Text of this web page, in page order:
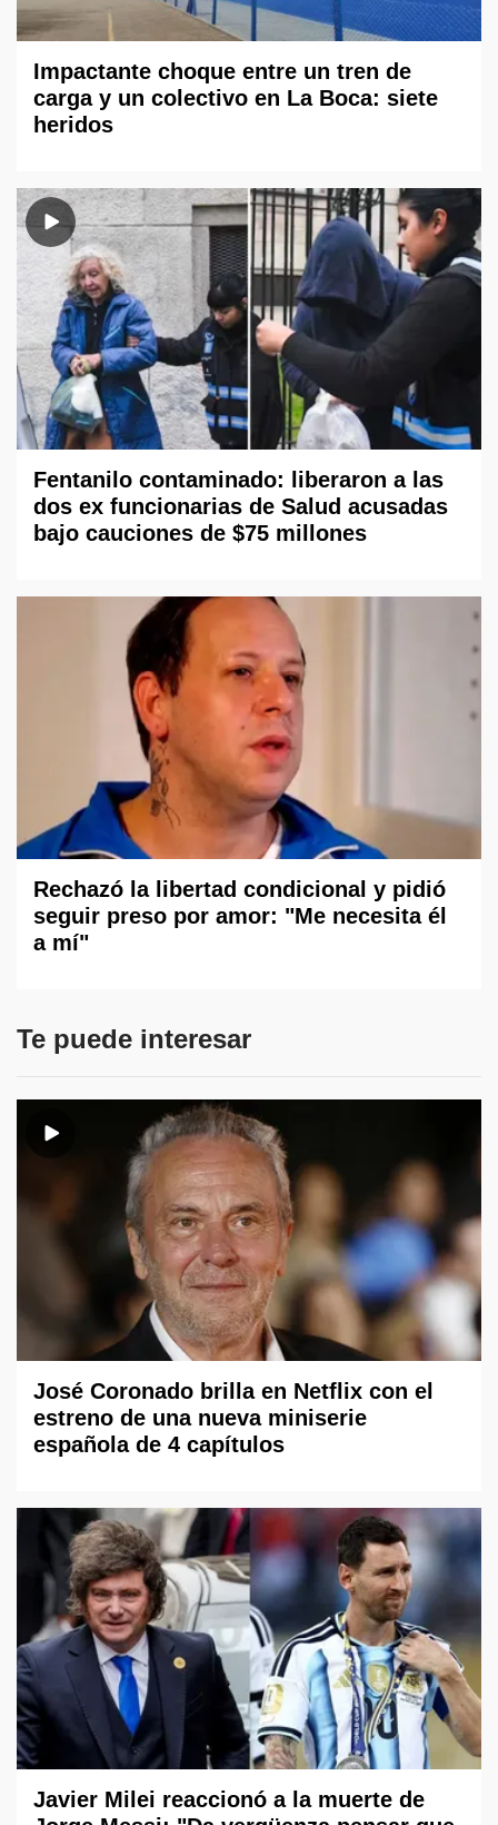
Impactante choque entre un tren de
carga y un colectivo en La Boca: siete
heridos
Fentanilo contaminado: liberaron a las
dos ex funcionarias de Salud acusadas
bajo cauciones de $75 millones
Rechazó la libertad condicional y pidió
seguir preso por amor: "Me necesita él
a mí"
Te puede interesar
José Coronado brilla en Netflix con el
estreno de una nueva miniserie
española de 4 capítulos
Javier Milei reaccionó a la muerte de